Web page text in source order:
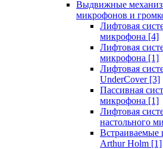
Выдвижные
микрофонов и
Лифтовая
микрофона [4]
Лифтовая
микрофона [1]
Лифтовая
UnderCover [3]
Пассивная
микрофона [1]
Лифтовая
настольного
Встраиваемые
Arthur Holm [1]